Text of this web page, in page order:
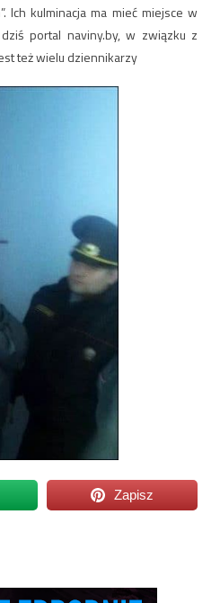
kulminacja ma mieć miejsce w
portal naviny.by, w związku z
też wielu dziennikarzy
Zapisz